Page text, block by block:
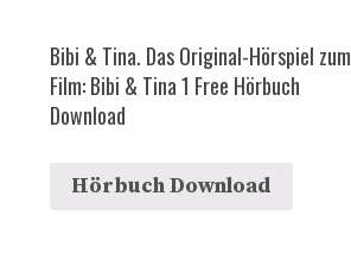
Bibi & Tina. Das Original-Hörspiel zum
Film: Bibi & Tina 1 Free Hörbuch
Download
Hörbuch Download